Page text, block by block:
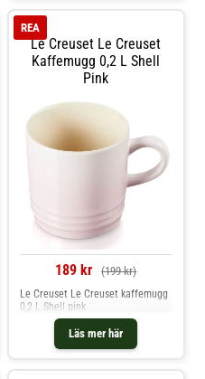
Le Creuset Le Creuset
Kaffemugg 0,2 L Shell
Pink
REA
189 kr (199 kr)
Läs mer här
Le Creuset Le Creuset kaffemugg
0,2 L Shell pink